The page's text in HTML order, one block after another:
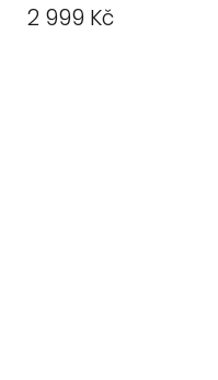
2 999 Kč